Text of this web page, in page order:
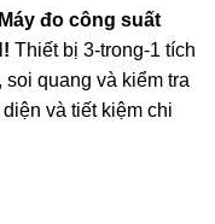
đo công suất
Thiết bị 3-trong-1 tích
quang và kiểm tra
và tiết kiệm chi